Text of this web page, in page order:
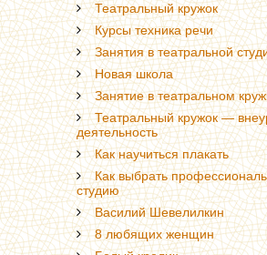
Театральный кружок
Курсы техника речи
Занятия в театральной
Новая школа
Занятие в театральном
Театральный кружок —
деятельность
Как научиться плакать
Как выбрать
студию
Василий Шевелилкин
8 любящих женщин